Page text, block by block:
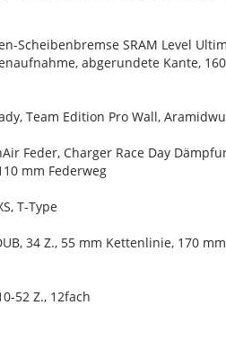
Scheibenbremse SRAM Level
abgerundete Kante,
Team Edition Pro Wall,
Feder, Charger Race Day
mm Federweg
T-Type
34 Z., 55 mm Kettenlinie, 170
52 Z., 12fach